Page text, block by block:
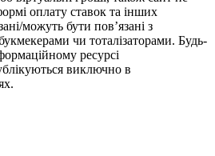
оплату ставок та інших
можуть бути пов’язані з
чи тоталізаторами. Будь-
ресурсі
виключно в